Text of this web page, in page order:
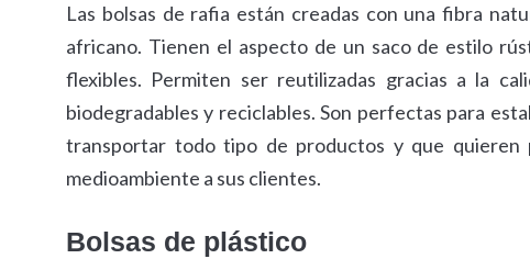
Las bolsas de rafia están creadas con una fibra
africano. Tienen el aspecto de un saco de estilo
flexibles. Permiten ser reutilizadas gracias a la
biodegradables y reciclables. Son perfectas para
transportar todo tipo de productos y que quieren
medioambiente a sus clientes.
Bolsas de plástico